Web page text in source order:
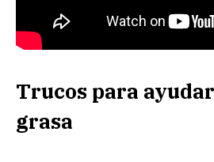
Trucos para
grasa